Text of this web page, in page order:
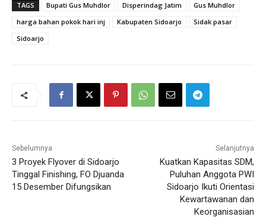
TAGS Bupati Gus Muhdlor Disperindag Jatim
Gus Muhdlor
harga bahan pokok hari inj
Kabupaten Sidoarjo
Sidak pasar
Sidoarjo
Sebelumnya
3 Proyek Flyover di Sidoarjo
Tinggal Finishing, FO Djuanda
15 Desember Difungsikan
Selanjutnya
Kuatkan Kapasitas SDM,
Puluhan Anggota PWI
Sidoarjo Ikuti Orientasi
Kewartawanan dan
Keorganisasian